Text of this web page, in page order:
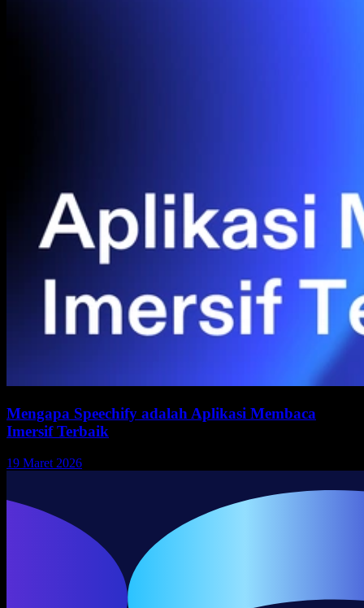
Mengapa Speechify adalah Aplikasi Membaca
Imersif Terbaik
19 Maret 2026